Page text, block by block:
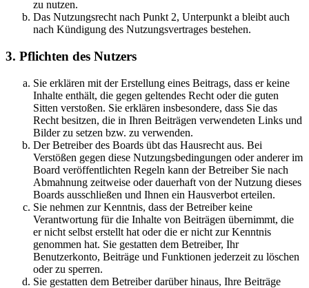
zu nutzen.
Das Nutzungsrecht nach Punkt 2, Unterpunkt a bleibt auch
nach Kündigung des Nutzungsvertrages bestehen.
3. Pflichten des Nutzers
Sie erklären mit der Erstellung eines Beitrags, dass er keine
Inhalte enthält, die gegen geltendes Recht oder die guten
Sitten verstoßen. Sie erklären insbesondere, dass Sie das
Recht besitzen, die in Ihren Beiträgen verwendeten Links und
Bilder zu setzen bzw. zu verwenden.
Der Betreiber des Boards übt das Hausrecht aus. Bei
Verstößen gegen diese Nutzungsbedingungen oder anderer im
Board veröffentlichten Regeln kann der Betreiber Sie nach
Abmahnung zeitweise oder dauerhaft von der Nutzung dieses
Boards ausschließen und Ihnen ein Hausverbot erteilen.
Sie nehmen zur Kenntnis, dass der Betreiber keine
Verantwortung für die Inhalte von Beiträgen übernimmt, die
er nicht selbst erstellt hat oder die er nicht zur Kenntnis
genommen hat. Sie gestatten dem Betreiber, Ihr
Benutzerkonto, Beiträge und Funktionen jederzeit zu löschen
oder zu sperren.
Sie gestatten dem Betreiber darüber hinaus, Ihre Beiträge